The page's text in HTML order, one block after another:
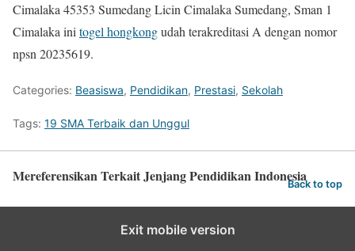
Cimalaka 45353 Sumedang Licin Cimalaka Sumedang, Sman 1
Cimalaka ini togel hongkongudah terakreditasi A dengan nomor
npsn 20235619.
Categories: Beasiswa, Pendidikan, Prestasi, Sekolah
Tags: 19 SMA Terbaik dan Unggul
Mereferensikan Terkait Jenjang Pendidikan IndonesiaBack to top
Exit mobile version